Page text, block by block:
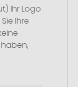
Ihr Logo
Ihre